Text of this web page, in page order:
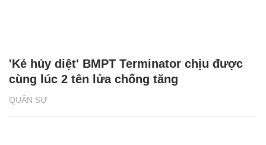
QUÂN SỰ
'Kẻ hủy diệt' BMPT Terminator chịu được
cùng lúc 2 tên lửa chống tăng